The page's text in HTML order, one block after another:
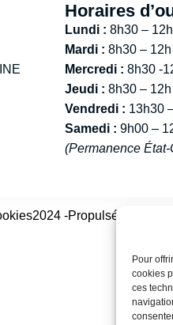
Pour
cookies
ces
Horaires
Lundi : 8h30 – 12h
Mardi : 8h30 – 12h
Mercredi : 8h30 -
Jeudi : 8h30 –
Vendredi : 13h30
Samedi : 9h00 –
(Permanence
2024 -Propulsé par